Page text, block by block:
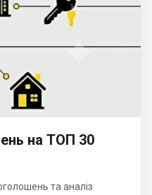
на ТОП 30
та аналіз